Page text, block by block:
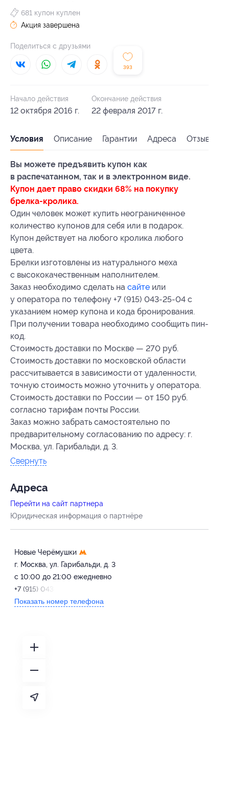
393
681 купон куплен
Акция завершена
Поделиться с друзьями
Начало действия
12 октября 2016 г.
Окончание действия
22 февраля 2017 г.
Условия Описание Гарантии Адреса Отзывы
Вы можете предъявить купон как
в распечатанном, так и в электронном виде.
Купон дает право скидки 68% на покупку
брелка-кролика.
Один человек может купить неограниченное
количество купонов для себя или в подарок.
Купон действует на любого кролика любого
цвета.
Брелки изготовлены из натурального меха
с высококачественным наполнителем.
Заказ необходимо сделать на сайте или
у оператора по телефону +7 (915) 043-25-04 с
указанием номер купона и кода бронирования.
При получении товара необходимо сообщить пин-
код.
Стоимость доставки по Москве — 270 руб.
Стоимость доставки по московской области
рассчитывается в зависимости от удаленности,
точную стоимость можно уточнить у оператора.
Стоимость доставки по России — от 150 руб.
согласно тарифам почты России.
Заказ можно забрать самостоятельно по
предварительному согласованию по адресу: г.
Москва, ул. Гарибальди, д. 3.
Свернуть
Адресa
Перейти на сайт партнера
Юридическая информация о партнёре
Новые Черёмушки
г. Москва, ул. Гарибальди, д. 3
с 10:00 до 21:00 ежедневно
+7 (915) 043-25-04
Показать номер телефона